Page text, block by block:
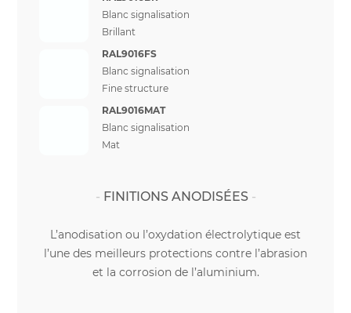
Blanc signalisation
Brillant
RAL9016FS
Blanc signalisation
Fine structure
RAL9016MAT
Blanc signalisation
Mat
FINITIONS ANODISÉES
L’anodisation ou l’oxydation électrolytique est
l’une des meilleurs protections contre l’abrasion
et la corrosion de l’aluminium.